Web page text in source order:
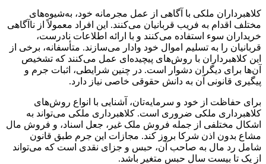
کلاهبرداران ملکی با آگاهی از عمل مجرمانه خود، به‌شیوه‌های
مختلف اقدام به فریب قربانیان می‌کنند. این افراد معمولاً از ناآگاهی
خریداران سوء استفاده می‌کنند و با ارائه اطلاعات نادرست،
قربانیان را به تسلیم اموال خود وادار می‌سازند. متأسفانه، برخی از
این کلاهبرداران با روش‌های پیچیده‌ای عمل می‌کنند که تشخیص
آن‌ها برای دیگران دشوار است. در چنین شرایطی، اثبات جرم و
پیگیری قانونی آن به دانش حقوقی خاصی نیاز دارد.
برای حفاظت از خود و سرمایه‌تان، آشنایی با انواع روش‌های
کلاهبرداری ملکی ضروری است. کلاهبرداری ملکی می‌تواند به
اشکال مختلفی از جمله فروش ملک غیر، جعل اسناد، و فروش مال
مشاع بدون اذن شرکا بروز کند. مجازات این جرم طبق قانون
شامل رد مال به صاحب آن، حبس و جزای نقدی است که می‌تواند
از یک تا بیست سال حبس متغیر باشد.